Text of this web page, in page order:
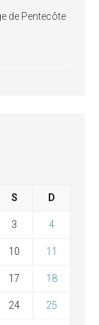
de Pentecôte
S D
3 4
10 11
17 18
24 25